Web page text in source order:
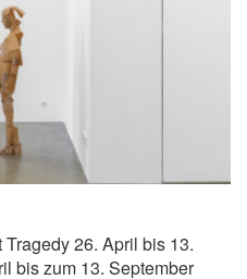
26. April bis 13.
bis zum 13. September